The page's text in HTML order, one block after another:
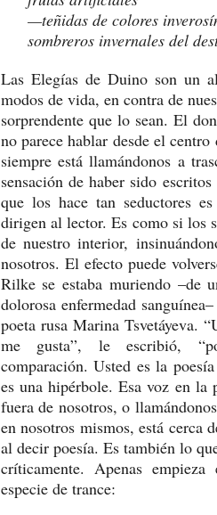
—teñidas de colores
sombreros invernales del
Las Elegías de Duino son un
modos de vida, en contra de
sorprendente que lo sean. El
no parece hablar desde el
siempre está llamándonos a
sensación de haber sido
que los hace tan seductores
dirigen al lector. Es como si los
de nuestro interior,
nosotros. El efecto puede
Rilke se estaba muriendo –de
dolorosa enfermedad
poeta rusa Marina Tsvetáyeva.
me gusta”, le escribió,
comparación. Usted es la
es una hipérbole. Esa voz en la
fuera de nosotros, o
en nosotros mismos, está cerca
al decir poesía. Es también lo
críticamente. Apenas
especie de trance: